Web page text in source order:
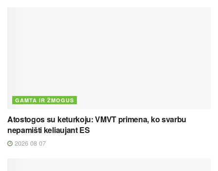
GAMTA IR ŽMOGUS
Atostogos su keturkoju: VMVT primena, ko svarbu
nepamišti keliaujant ES
2026 08 07